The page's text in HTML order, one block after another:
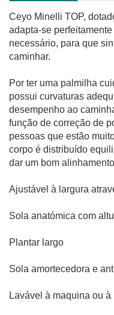
Ceyo Minelli TOP,
adapta-se
necessário, para que
caminhar.
Por ter uma palmilha
possui curvaturas
desempenho ao
função de correção de
pessoas que estão
corpo é distribuído
dar um bom
Ajustável à largura
Sola anatómica com
Plantar largo
Sola amortecedora e
Lavável à maquina ou à